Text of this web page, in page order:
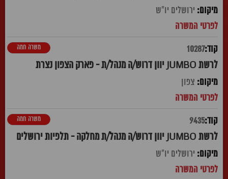
ירושלים יו"ש
10287
לרשת JUMBO יוון דרוש/ה מנהל/ת - פארק הצפון נצרת
משרה חמה
צפון
9435
לרשת JUMBO יוון דרוש/ה מנהל/ת מחלקה - תלפיות ירושלים
משרה חמה
ירושלים יו"ש